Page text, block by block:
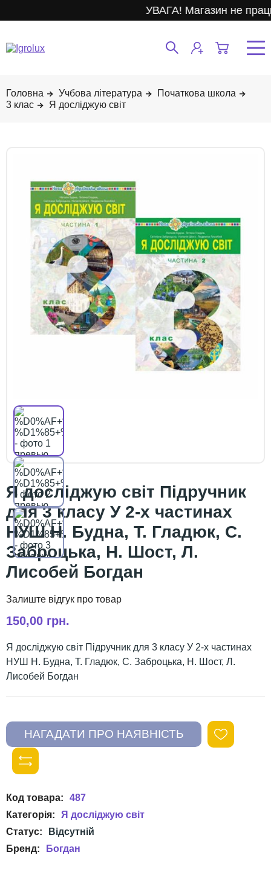
УВАГА! Магазин не
Учбова література
Початкова школа
3 клас
Я досліджую світ
Я досліджую світ Підручник
для 3 класу У 2-х частинах
НУШ Н. Будна, Т. Гладюк, С.
Заброцька, Н. Шост, Л.
Лисобей Богдан
150,00 грн.
Я досліджую світ Підручник для 3 класу У 2-х частинах
НУШ Н. Будна, Т. Гладюк, С. Заброцька, Н. Шост, Л.
Лисобей Богдан
487
Я досліджую світ
Богдан